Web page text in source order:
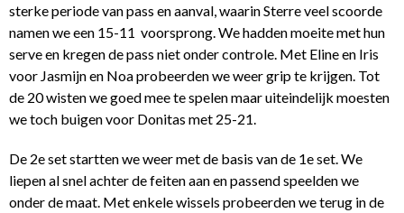
sterke periode van pass en aanval, waarin Sterre veel scoorde
namen we een 15-11 voorsprong. We hadden moeite met hun
serve en kregen de pass niet onder controle. Met Eline en Iris
voor Jasmijn en Noa probeerden we weer grip te krijgen. Tot
de 20 wisten we goed mee te spelen maar uiteindelijk moesten
we toch buigen voor Donitas met 25-21.
De 2e set startten we weer met de basis van de 1e set. We
liepen al snel achter de feiten aan en passend speelden we
onder de maat. Met enkele wissels probeerden we terug in de